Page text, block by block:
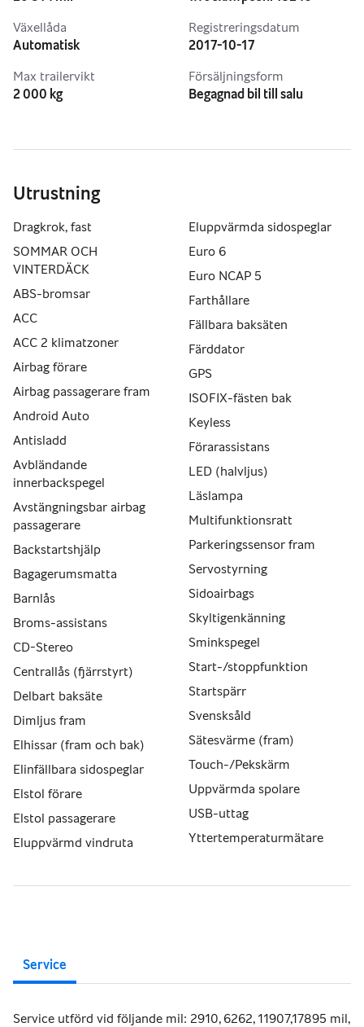
Växellåda
Automatisk
Max trailervikt
2 000 kg
Registreringsdatum
2017-10-17
Försäljningsform
Begagnad bil till salu
Utrustning
Dragkrok, fast
SOMMAR OCH
VINTERDÄCK
ABS-bromsar
ACC
ACC 2 klimatzoner
Airbag förare
Airbag passagerare fram
Android Auto
Antisladd
Avbländande
innerbackspegel
Avstängningsbar airbag
passagerare
Backstartshjälp
Bagagerumsmatta
Barnlås
Broms-assistans
CD-Stereo
Centrallås (fjärrstyrt)
Delbart baksäte
Dimljus fram
Elhissar (fram och bak)
Elinfällbara sidospeglar
Elstol förare
Elstol passagerare
Eluppvärmd vindruta
Eluppvärmda sidospeglar
Euro 6
Euro NCAP 5
Farthållare
Fällbara baksäten
Färddator
GPS
ISOFIX-fästen bak
Keyless
Förarassistans
LED (halvljus)
Läslampa
Multifunktionsratt
Parkeringssensor fram
Servostyrning
Sidoairbags
Skyltigenkänning
Sminkspegel
Start-/stoppfunktion
Startspärr
Svensksåld
Sätesvärme (fram)
Touch-/Pekskärm
Uppvärmda spolare
USB-uttag
Yttertemperaturmätare
Service
Service utförd vid följande mil: 2910, 6262, 11907,17895 mil,